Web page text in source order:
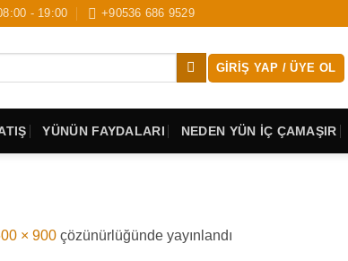
- 19:00 +90536 686 9529
GIRIŞ YAP / ÜYE OL
YÜNÜN FAYDALARI NEDEN YÜN İÇ ÇAMAŞIR
× 900 çözünürlüğünde yayınlandı